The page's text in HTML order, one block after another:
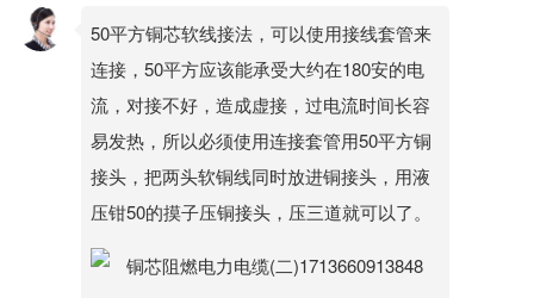
50平方铜芯软线接法，可以使用接线套管来
连接，50平方应该能承受大约在180安的电
流，对接不好，造成虚接，过电流时间长容
易发热，所以必须使用连接套管用50平方铜
接头，把两头软铜线同时放进铜接头，用液
压钳50的摸子压铜接头，压三道就可以了。